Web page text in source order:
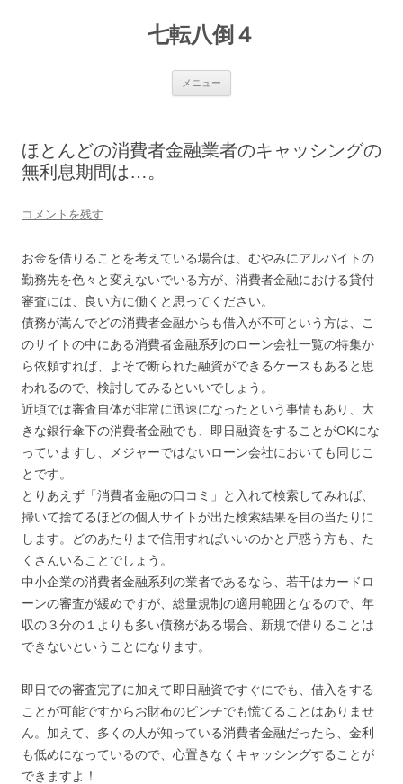
七転八倒４
メニュー
ス
ほとんどの消費者金融業者のキャッシングの
無利息期間は…。
コメントを残す
お金を借りることを考えている場合は、むやみにアルバイトの
勤務先を色々と変えないでいる方が、消費者金融における貸付
審査には、良い方に働くと思ってください。
債務が嵩んでどの消費者金融からも借入が不可という方は、こ
のサイトの中にある消費者金融系列のローン会社一覧の特集か
ら依頼すれば、よそで断られた融資ができるケースもあると思
われるので、検討してみるといいでしょう。
近頃では審査自体が非常に迅速になったという事情もあり、大
きな銀行傘下の消費者金融でも、即日融資をすることがOKにな
っていますし、メジャーではないローン会社においても同じこ
とです。
とりあえず「消費者金融の口コミ」と入れて検索してみれば、
掃いて捨てるほどの個人サイトが出た検索結果を目の当たりに
します。どのあたりまで信用すればいいのかと戸惑う方も、た
くさんいることでしょう。
中小企業の消費者金融系列の業者であるなら、若干はカードロ
ーンの審査が緩めですが、総量規制の適用範囲となるので、年
収の３分の１よりも多い債務がある場合、新規で借りることは
できないということになります。
即日での審査完了に加えて即日融資ですぐにでも、借入をする
ことが可能ですからお財布のピンチでも慌てることはありませ
ん。加えて、多くの人が知っている消費者金融だったら、金利
も低めになっているので、心置きなくキャッシングすることが
できますよ！